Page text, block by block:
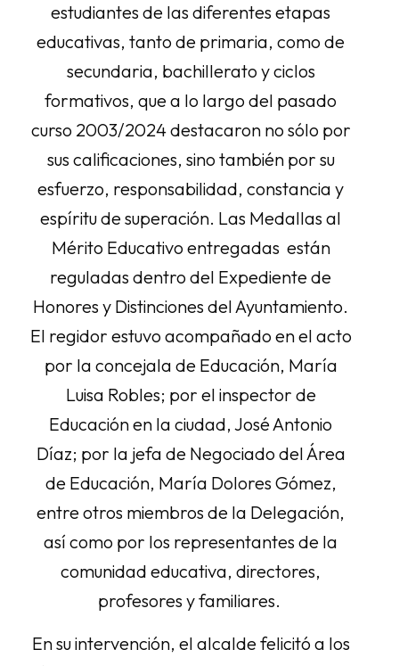
estudiantes de las diferentes etapas
educativas, tanto de primaria, como de
secundaria, bachillerato y ciclos
formativos, que a lo largo del pasado
curso 2003/2024 destacaron no sólo por
sus calificaciones, sino también por su
esfuerzo, responsabilidad, constancia y
espíritu de superación. Las Medallas al
Mérito Educativo entregadas están
reguladas dentro del Expediente de
Honores y Distinciones del Ayuntamiento.
El regidor estuvo acompañado en el acto
por la concejala de Educación, María
Luisa Robles; por el inspector de
Educación en la ciudad, José Antonio
Díaz; por la jefa de Negociado del Área
de Educación, María Dolores Gómez,
entre otros miembros de la Delegación,
así como por los representantes de la
comunidad educativa, directores,
profesores y familiares.
En su intervención, el alcalde felicitó a los